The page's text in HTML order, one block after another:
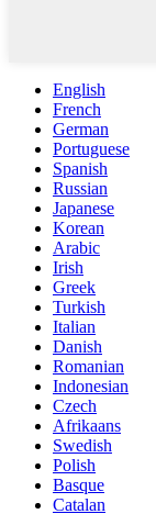
English
French
German
Portuguese
Spanish
Russian
Japanese
Korean
Arabic
Irish
Greek
Turkish
Italian
Danish
Romanian
Indonesian
Czech
Afrikaans
Swedish
Polish
Basque
Catalan